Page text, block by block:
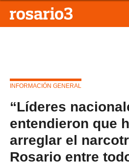
INFORMACIÓN GENERAL
“Líderes
entendieron que
arreglar el
Rosario entre